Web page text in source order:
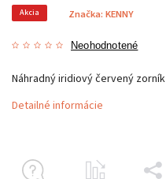
Akcia
Neohodnotené
Značka: KENNY
Náhradný iridiový červený zorník
Detailné informácie